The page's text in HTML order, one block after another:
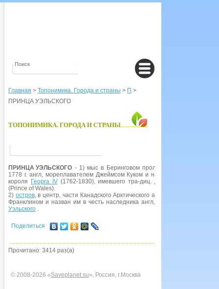
Главная > Топонимика. Города и страны > П >
ПРИНЦА УЭЛЬСКОГО
ТОПОНИМИКА. ГОРОДА И СТРАНЫ
ПРИНЦА УЭЛЬСКОГО - 1) мыс в Беринговом проливе, самая зап.
1778 г. англ, мореплавателем Джеймсом Куком и назван им в честь
короля
Георга IV(1762-1830), имевшего тра-диц. для старших сыновей
(Prince of Wales).
2) остров, в центр, части Канадского Арктического архипелага;
Франклином и назван им в честь наследника англ, трона, будущего
Уэльского .
Поделиться
Прочитано: 3414 раз(а)
© 2008-2026 «Saveplanet.su», Россия, г.Москва